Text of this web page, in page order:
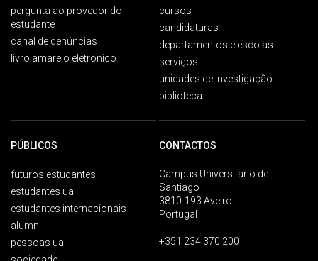
pergunta ao provedor do
estudante
canal de denúncias
livro amarelo eletrónico
cursos
candidaturas
departamentos e escolas
serviços
unidades de investigação
biblioteca
PÚBLICOS
futuros estudantes
estudantes ua
estudantes internacionais
alumni
pessoas ua
CONTACTOS
Campus Universitário de
Santiago
3810-193 Aveiro
Portugal
+351 234 370 200